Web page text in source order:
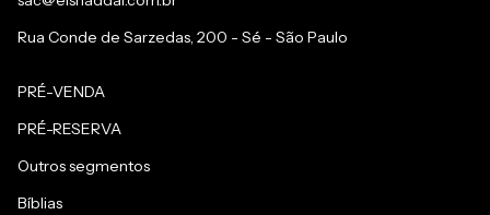
Rua Conde de Sarzedas, 200 - Sé - São Paulo
PRÉ-VENDA
PRÉ-RESERVA
Outros segmentos
Bíblias